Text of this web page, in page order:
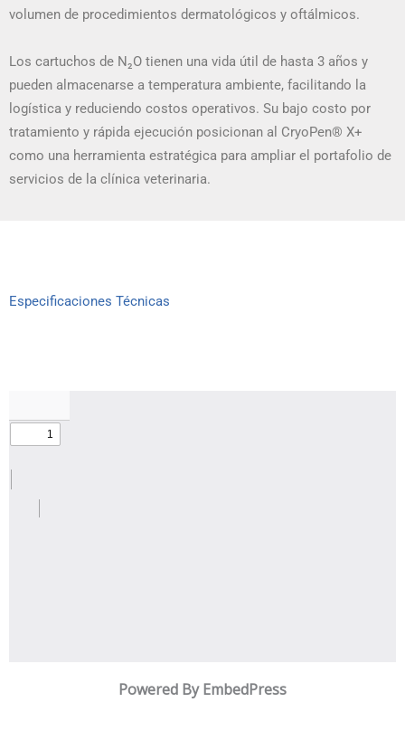
volumen de procedimientos dermatológicos y oftálmicos.
Los cartuchos de N₂O tienen una vida útil de hasta 3 años y
pueden almacenarse a temperatura ambiente, facilitando la
logística y reduciendo costos operativos. Su bajo costo por
tratamiento y rápida ejecución posicionan al CryoPen® X+
como una herramienta estratégica para ampliar el portafolio de
servicios de la clínica veterinaria.
Especificaciones Técnicas
Powered By EmbedPress